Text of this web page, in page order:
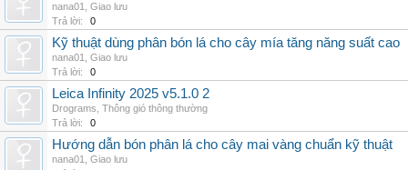
nana01
Giao lưu
Trả lời:
0
Kỹ thuật dùng phân bón lá cho cây mía tăng năng suất cao
nana01
Giao lưu
Trả lời:
0
Leica Infinity 2025 v5.1.0 2
Drograms Thông gió thông thường
Trả lời:
0
Hướng dẫn bón phân lá cho cây mai vàng chuẩn kỹ thuật
nana01
Giao lưu